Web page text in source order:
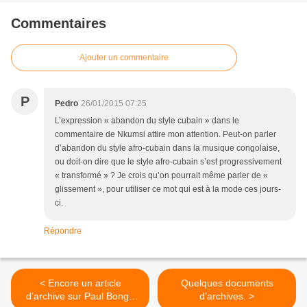
Commentaires
Ajouter un commentaire
P Pedro 26/01/2015 07:25
L’expression « abandon du style cubain » dans le
commentaire de Nkumsi attire mon attention. Peut-on parler
d’abandon du style afro-cubain dans la musique congolaise,
ou doit-on dire que le style afro-cubain s’est progressivement
« transformé » ? Je crois qu’on pourrait même parler de «
glissement », pour utiliser ce mot qui est à la mode ces jours-
ci.
Répondre
< Encore un article
d’archive sur Paul Bonga
Quelques documents
d’archives. >